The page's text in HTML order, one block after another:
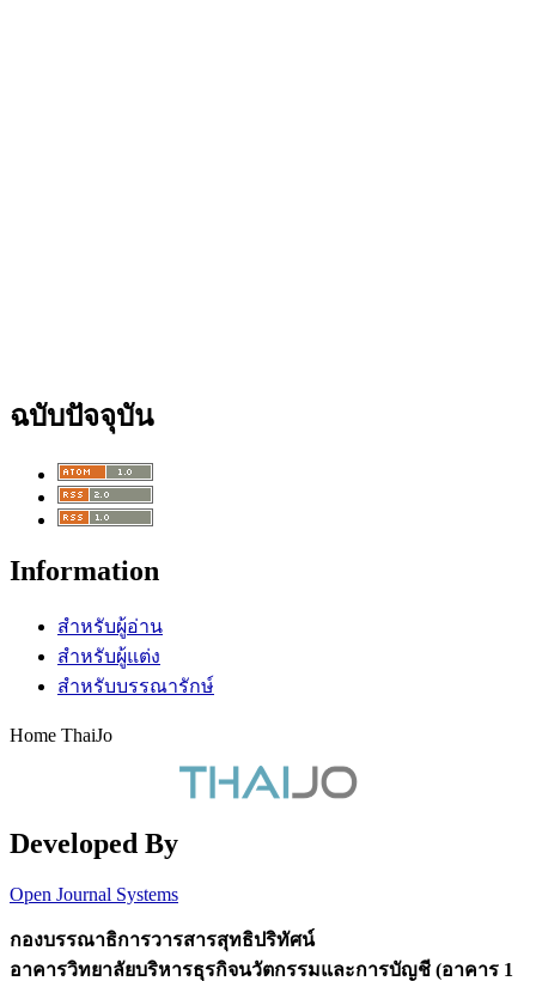
ฉบับปัจจุบัน
Information
สำหรับผู้อ่าน
สำหรับผู้แต่ง
สำหรับบรรณารักษ์
Home ThaiJo
Developed By
Open Journal Systems
กองบรรณาธิการวารสารสุทธิปริทัศน์
อาคารวิทยาลัยบริหารธุรกิจนวัตกรรมและการบัญชี (อาคาร 1